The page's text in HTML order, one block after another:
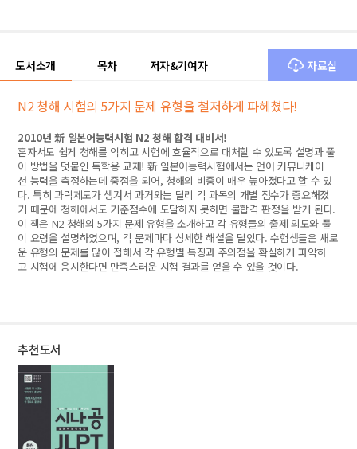
도서소개 목차 저자&기여자 자료실
N2 청해 시험의 5가지 문제 유형을 철저하게 파헤쳤다!
2010년 新 일본어능력시험 N2 청해 합격 대비서!
혼자서도 쉽게 청해를 익히고 시험에 효율적으로 대처할 수 있도록 설명과 풀
이 방법을 덧붙인 독학용 교재! 新 일본어능력시험에서는 언어 커뮤니케이
션 능력을 측정하는데 중점을 되어, 청해의 비중이 매우 높아졌다고 할 수 있
다. 특히 과락제도가 생겨서 과거와는 달리 각 과목의 개별 점수가 중요해졌
기 때문에 청해에서도 기준점수에 도달하지 못하면 불합격 판정을 받게 된다.
이 책은 N2 청해의 5가지 문제 유형을 소개하고 각 유형들의 출제 의도와 풀
이 요령을 설명하였으며, 각 문제마다 상세한 해설을 달았다. 수험생들은 새로
운 유형의 문제를 많이 접해서 각 유형별 특징과 주의점을 확실하게 파악하
고 시험에 응시한다면 만족스러운 시험 결과를 얻을 수 있을 것이다.
추천도서